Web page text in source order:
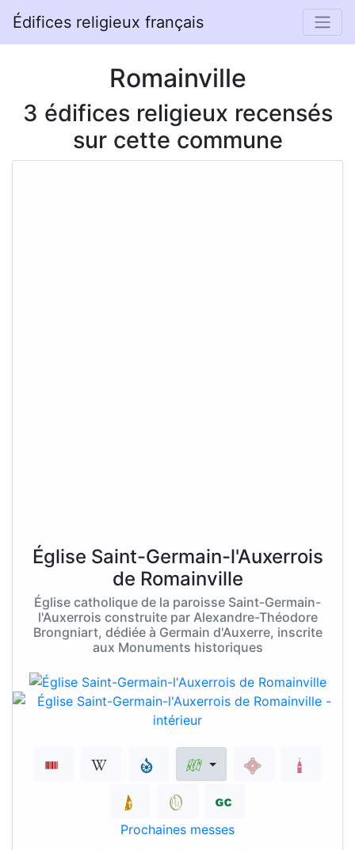
Édifices religieux français
Romainville
3 édifices religieux recensés
sur cette commune
Église Saint-Germain-l'Auxerrois
de Romainville
Église catholique de la paroisse Saint-Germain-
l'Auxerrois construite par Alexandre-Théodore
Brongniart, dédiée à Germain d'Auxerre, inscrite
aux Monuments historiques
Prochaines messes